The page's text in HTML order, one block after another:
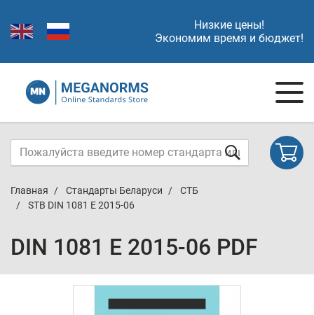
Низкие цены!
Экономим время и бюджет!
Главная Стандарты Беларуси
СТБ
STB DIN 1081 E 2015-06
DIN 1081 E 2015-06 PDF